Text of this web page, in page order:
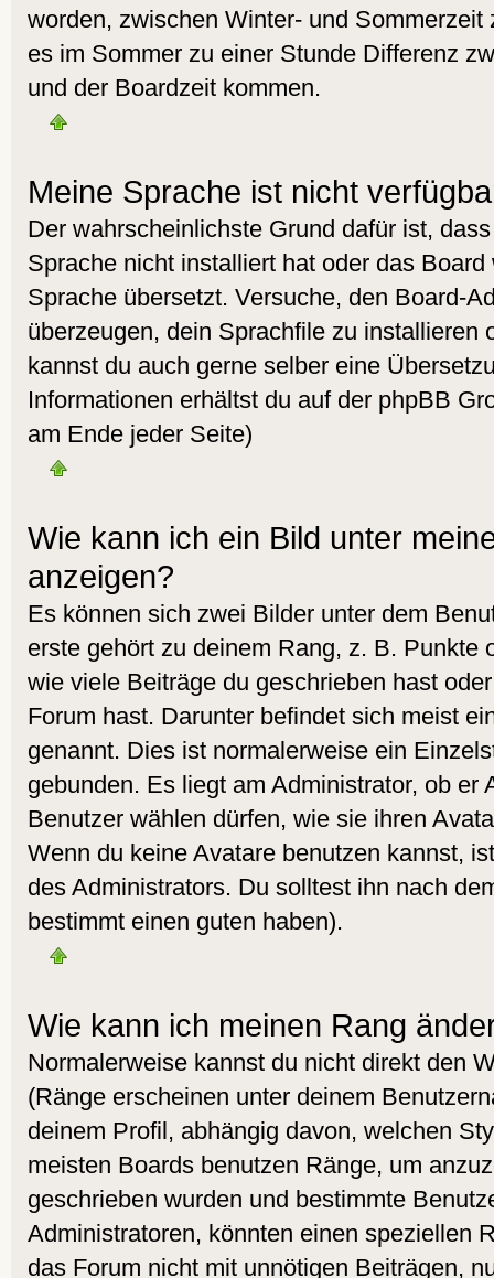
worden, zwischen Winter- und Sommerzeit
es im Sommer zu einer Stunde Differenz
und der Boardzeit kommen.
Meine Sprache ist nicht
Der wahrscheinlichste Grund dafür ist,
Sprache nicht installiert hat oder das
Sprache übersetzt. Versuche, den Board-
überzeugen, dein Sprachfile zu installieren
kannst du auch gerne selber eine
Informationen erhältst du auf der phpBB
am Ende jeder Seite)
Wie kann ich ein Bild unter
anzeigen?
Es können sich zwei Bilder unter dem
erste gehört zu deinem Rang, z. B. Punkte
wie viele Beiträge du geschrieben hast
Forum hast. Darunter befindet sich meist
genannt. Dies ist normalerweise ein
gebunden. Es liegt am Administrator, ob er
Benutzer wählen dürfen, wie sie ihren
Wenn du keine Avatare benutzen kannst,
des Administrators. Du solltest ihn nach
bestimmt einen guten haben).
Wie kann ich meinen Rang
Normalerweise kannst du nicht direkt den
(Ränge erscheinen unter deinem
deinem Profil, abhängig davon, welchen
meisten Boards benutzen Ränge, um
geschrieben wurden und bestimmte
Administratoren, könnten einen speziellen
das Forum nicht mit unnötigen Beiträgen,